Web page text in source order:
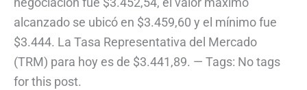
alcanzado se ubicó en $3.459,60 y el mínimo fue
$3.444. La Tasa Representativa del Mercado
(TRM) para hoy es de $3.441,89. — Tags: No tags
for this post.